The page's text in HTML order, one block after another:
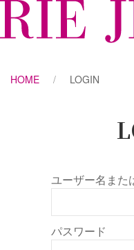
HOME LOGIN
ユーザー名また
パスワード